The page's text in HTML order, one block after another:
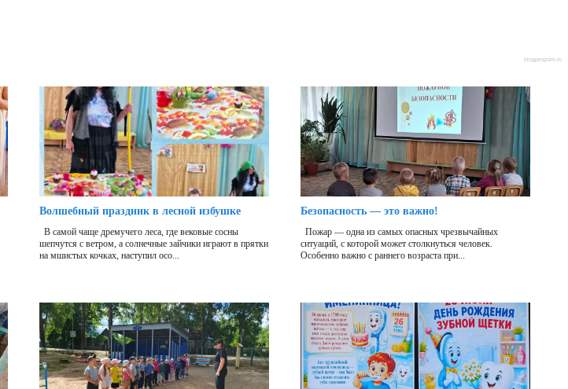
blogprogram.ru
Волшебный праздник в лесной избушке
В самой чаще дремучего леса, где вековые сосны
шепчутся с ветром, а солнечные зайчики играют в прятки
на мшистых кочках, наступил осо...
Безопасность — это важно!
Пожар — одна из самых опасных чрезвычайных
ситуаций, с которой может столкнуться человек.
Особенно важно с раннего возраста при...